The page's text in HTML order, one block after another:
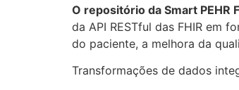
O repositório da Smart PEHR
da API RESTful das FHIR em
do paciente, a melhora da
Transformações de dados